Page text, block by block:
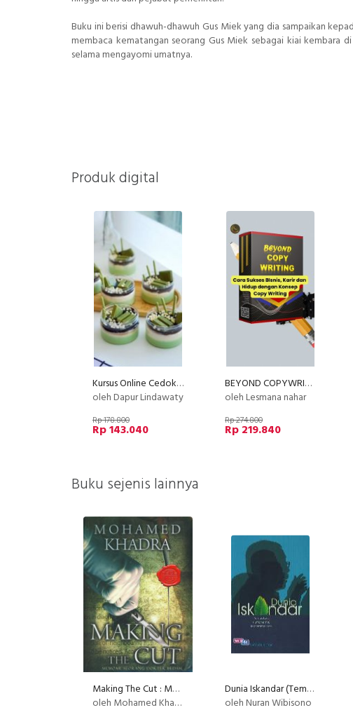
Buku ini berisi dhawuh-dhawuh Gus Miek yang dia sampaikan
membaca kematangan seorang Gus Miek sebagai kiai kembara
selama mengayomi umatnya.
Produk digital
Kursus Online Cedok Jelly Dapur Lindawaty PU
oleh Dapur Lindawaty
Rp 178.800
Rp 143.040
BEYOND COPYWRITING (E-Course)
oleh Lesmana nahar
Rp 274.800
Rp 219.840
Buku sejenis lainnya
Making The Cut : Memoar seorang Dokter Bedah
oleh Mohamed Khadra
Dunia Iskandar (Tembakau, Humanisme, Kepemimpinan)
oleh Nuran Wibisono